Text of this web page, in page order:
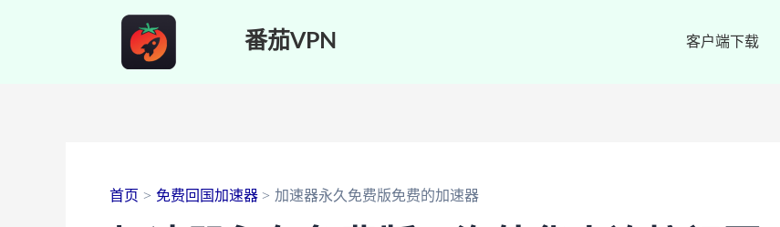
番茄VPN 客户端下载
首页 免费回国加速器 加速器永久免费版免费的加速器